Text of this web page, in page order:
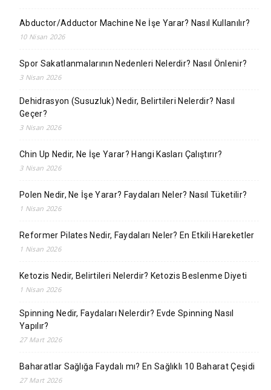
Abductor/Adductor Machine Ne İşe Yarar? Nasıl Kullanılır?
10 Nisan 2026
Spor Sakatlanmalarının Nedenleri Nelerdir? Nasıl Önlenir?
3 Nisan 2026
Dehidrasyon (Susuzluk) Nedir, Belirtileri Nelerdir? Nasıl
Geçer?
3 Nisan 2026
Chin Up Nedir, Ne İşe Yarar? Hangi Kasları Çalıştırır?
3 Nisan 2026
Polen Nedir, Ne İşe Yarar? Faydaları Neler? Nasıl Tüketilir?
1 Nisan 2026
Reformer Pilates Nedir, Faydaları Neler? En Etkili Hareketler
1 Nisan 2026
Ketozis Nedir, Belirtileri Nelerdir? Ketozis Beslenme Diyeti
1 Nisan 2026
Spinning Nedir, Faydaları Nelerdir? Evde Spinning Nasıl
Yapılır?
27 Mart 2026
Baharatlar Sağlığa Faydalı mı? En Sağlıklı 10 Baharat Çeşidi
27 Mart 2026